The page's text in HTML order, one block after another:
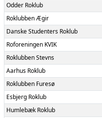
Odder Roklub
Roklubben Ægir
Danske Studenters Roklub
Roforeningen KVIK
Roklubben Stevns
Aarhus Roklub
Roklubben Furesø
Esbjerg Roklub
Humlebæk Roklub